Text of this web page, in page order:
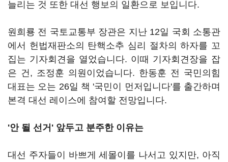
늘리는 것 또한 대선 행보의 일환으로 보입니다.
원희룡 전 국토교통부 장관은 지난 12일 국회 소통관
에서 헌법재판소의 탄핵소추 심리 절차의 하자를 꼬
집는 기자회견을 열었습니다. 이때 기자회견장을 잡
은 건, 조정훈 의원이었습니다. 한동훈 전 국민의힘
대표는 오는 26일 책 '국민이 먼저입니다'를 출간하며
본격 대선 레이스에 참여할 전망입니다.
'안 될 선거' 앞두고 분주한 이유는
대선 주자들이 바쁘게 세몰이를 나서고 있지만, 아직